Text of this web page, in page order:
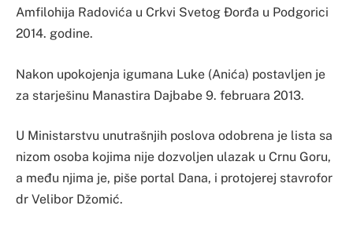
Amfilohija Radovića u Crkvi Svetog Đorđa u Podgorici
2014. godine.
Nakon upokojenja igumana Luke (Anića) postavljen je
za starješinu Manastira Dajbabe 9. februara 2013.
U Ministarstvu unutrašnjih poslova odobrena je lista sa
nizom osoba kojima nije dozvoljen ulazak u Crnu Goru,
a među njima je, piše portal Dana, i protojerej stavrofor
dr Velibor Džomić.